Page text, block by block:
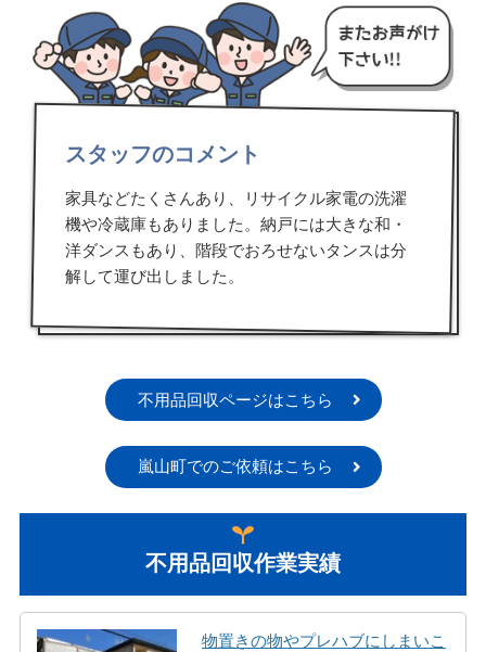
スタッフのコメント
家具などたくさんあり、リサイクル家電の洗濯
機や冷蔵庫もありました。納戸には大きな和・
洋ダンスもあり、階段でおろせないタンスは分
解して運び出しました。
不用品回収ページはこちら
嵐山町でのご依頼はこちら
不用品回収作業実績
物置きの物やプレハブにしまいこ